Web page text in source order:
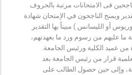
فى الامتحانات مرتبة بالحروف
ويمنح الناجحون في الإمتحان شهادة
أو الليسانس ) مبيناً بها التقدير
ما عليهم من رسوم ورد ما بعهدتهم،
من عميد الكلية ورئيس الجامعة.
قرار من رئيس الجامعة بعد
وإلى حين حصول الطالب على